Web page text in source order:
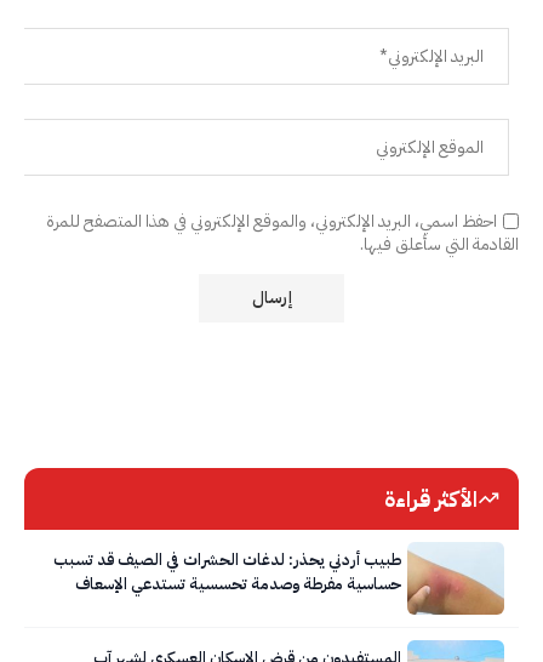
احفظ اسمي، البريد الإلكتروني، والموقع الإلكتروني في هذا المتصفح للمرة
القادمة التي سأعلق فيها.
الأكثر قراءة
طبيب أردني يحذر: لدغات الحشرات في الصيف قد تسبب
حساسية مفرطة وصدمة تحسسية تستدعي الإسعاف